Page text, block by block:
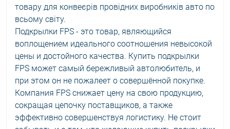
товару для конвеєрів провідних виробників авто по
всьому світу.
Подкрылки FPS - это товар, являющийся
воплощением идеального соотношения невысокой
цены и достойного качества. Купить подкрылки
FPS может самый бережливый автолюбитель, и
при этом он не пожалеет о совершённой покупке.
Компания FPS снижает цену на свою продукцию,
сокращая цепочку поставщиков, а также
эффективно совершенствуя логистику. Не стоит